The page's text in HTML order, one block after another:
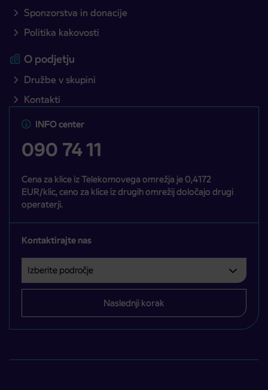
Sponzorstva in donacije
Politika kakovosti
O podjetju
Družbe v skupini
Kontakti
INFO center
090 74 11
Cena za klice iz Telekomovega omrežja je 0,4172
EUR/klic, ceno za klice iz drugih omrežij določajo drugi
operaterji.
Kontaktirajte nas
Izberite področje
Področje je obvezno izbrati.
Naslednji korak